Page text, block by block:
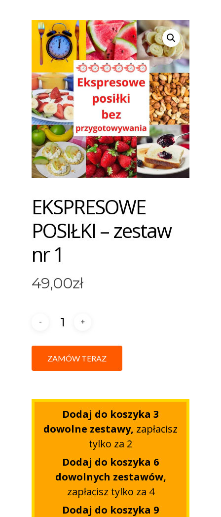
EKSPRESOWE
POSIŁKI – zestaw
nr 1
49,00zł
ZAMÓW TERAZ
Dodaj do koszyka 3
dowolne zestawy, zapłacisz
tylko za 2
Dodaj do koszyka 6
dowolnych zestawów,
zapłacisz tylko za 4
Dodaj do koszyka 9